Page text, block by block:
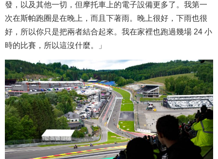
發，以及其他一切，但摩托車上的電子設備更多了。我第一
次在斯帕跑圈是在晚上，而且下著雨。晚上很好，下雨也很
好，所以你只是把兩者結合起來。我在家裡也跑過幾場 24 小
時的比賽，所以這沒什麼。」